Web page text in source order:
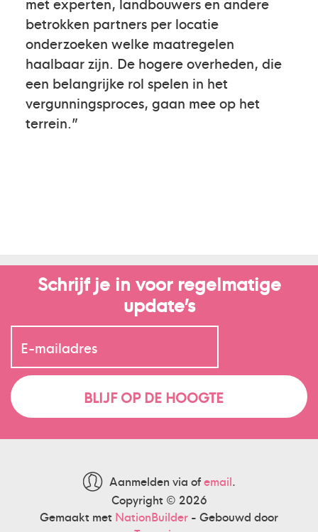
betrokken partners per locatie
onderzoeken welke maatregelen
haalbaar zijn. De hogere overheden, die
een belangrijke rol spelen in het
vergunningsproces, gaan mee op het
terrein.”
Schrijf je in voor regelmatige
update’s
Aanmelden via ofemail.
Copyright © 2026
Gemaakt met NationBuilder - Gebouwd door